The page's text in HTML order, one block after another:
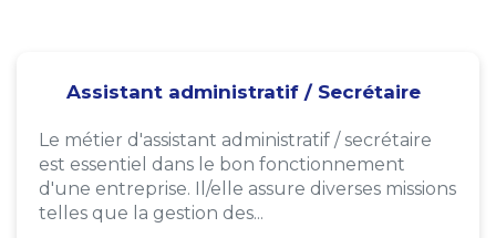
Assistant administratif / Secrétaire
Le métier d'assistant administratif / secrétaire
est essentiel dans le bon fonctionnement
d'une entreprise. Il/elle assure diverses missions
telles que la gestion des...